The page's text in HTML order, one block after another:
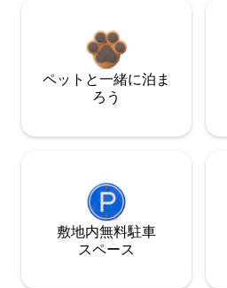
ペットと一緒に泊ま
ろう
敷地内無料駐⁠車
ス⁠ペ⁠ー⁠ス